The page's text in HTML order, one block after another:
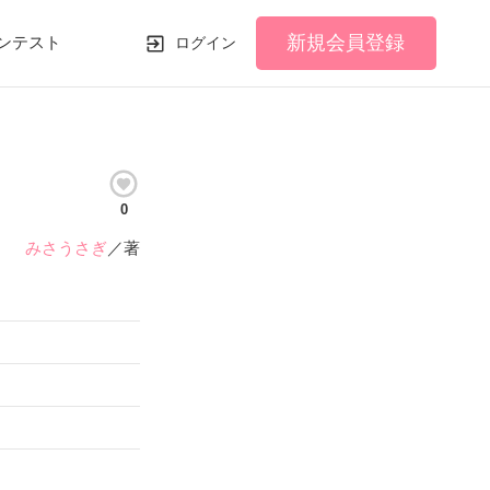
テスト ログイン 新規会員登録
0
みさうさぎ ／著